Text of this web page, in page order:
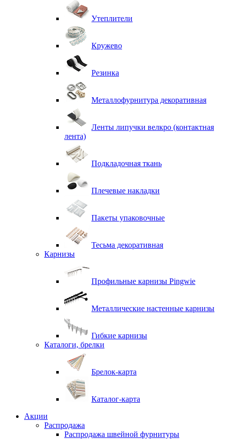
Утеплители
Кружево
Резинка
Металлофурнитура декоративная
Ленты липучки велкро (контактная
лента)
Подкладочная ткань
Плечевые накладки
Пакеты упаковочные
Тесьма декоративная
Карнизы
Профильные карнизы Pingwie
Металлические настенные карнизы
Гибкие карнизы
Каталоги, брелки
Брелок-карта
Каталог-карта
Акции
Распродажа
Распродажа швейной фурнитуры